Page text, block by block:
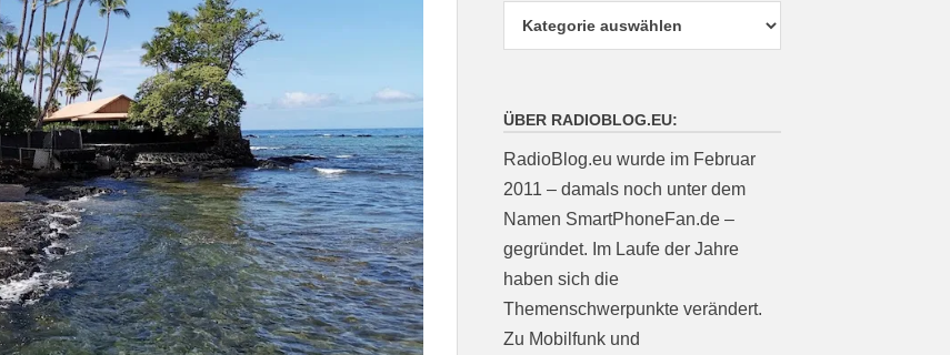
ÜBER RADIOBLOG.EU:
RadioBlog.eu wurde im Februar
2011 – damals noch unter dem
Namen SmartPhoneFan.de –
gegründet. Im Laufe der Jahre
haben sich die
Themenschwerpunkte verändert.
Zu Mobilfunk und